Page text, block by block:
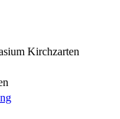
Kirchzarten